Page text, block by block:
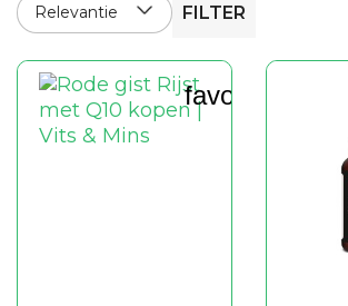
Relevantie FILTER
favorite_border